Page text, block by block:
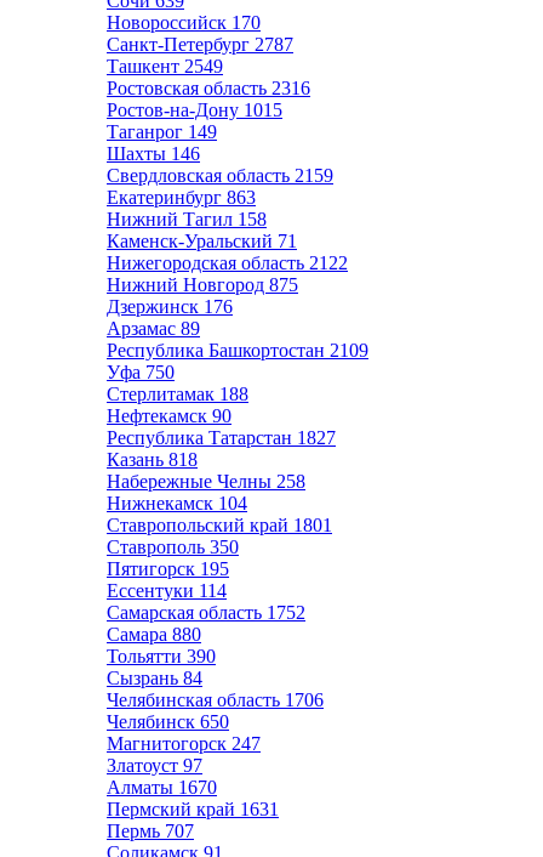
Новороссийск 170
Санкт-Петербург 2787
Ташкент 2549
Ростовская область 2316
Ростов-на-Дону 1015
Таганрог 149
Шахты 146
Свердловская область 2159
Екатеринбург 863
Нижний Тагил 158
Каменск-Уральский 71
Нижегородская область 2122
Нижний Новгород 875
Дзержинск 176
Арзамас 89
Республика Башкортостан 2109
Уфа 750
Стерлитамак 188
Нефтекамск 90
Республика Татарстан 1827
Казань 818
Набережные Челны 258
Нижнекамск 104
Ставропольский край 1801
Ставрополь 350
Пятигорск 195
Ессентуки 114
Самарская область 1752
Самара 880
Тольятти 390
Сызрань 84
Челябинская область 1706
Челябинск 650
Магнитогорск 247
Златоуст 97
Алматы 1670
Пермский край 1631
Пермь 707
Соликамск 91